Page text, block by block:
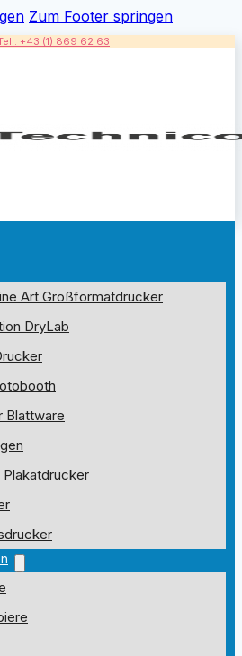
Zum Footer springen
+43 (1) 869 62 63
Art Großformatdrucker
DryLab
Blattware